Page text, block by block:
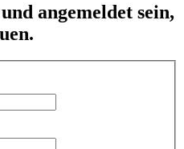
angemeldet sein,